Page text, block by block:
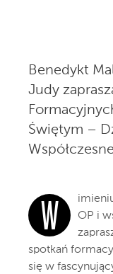
Benedykt
Judy
Świętym –
W
OP i
spotkań
się w